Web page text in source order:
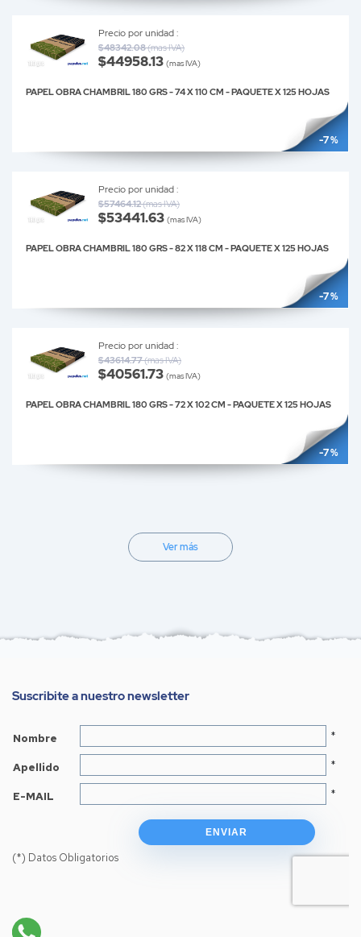
-7 %
Precio por unidad :
$48342.08(mas IVA)
$44958.13 (mas IVA)
PAPEL OBRA CHAMBRIL 180 GRS - 74 X 110 CM - PAQUETE X 125 HOJAS
-7 %
Precio por unidad :
$57464.12(mas IVA)
$53441.63 (mas IVA)
PAPEL OBRA CHAMBRIL 180 GRS - 82 X 118 CM - PAQUETE X 125 HOJAS
-7 %
Precio por unidad :
$43614.77(mas IVA)
$40561.73 (mas IVA)
PAPEL OBRA CHAMBRIL 180 GRS - 72 X 102 CM - PAQUETE X 125 HOJAS
Ver más
Suscribite a nuestro newsletter